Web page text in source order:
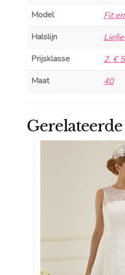
Model
Fit
Halslijn
Liefje
Prijsklasse
2. €
Maat
40